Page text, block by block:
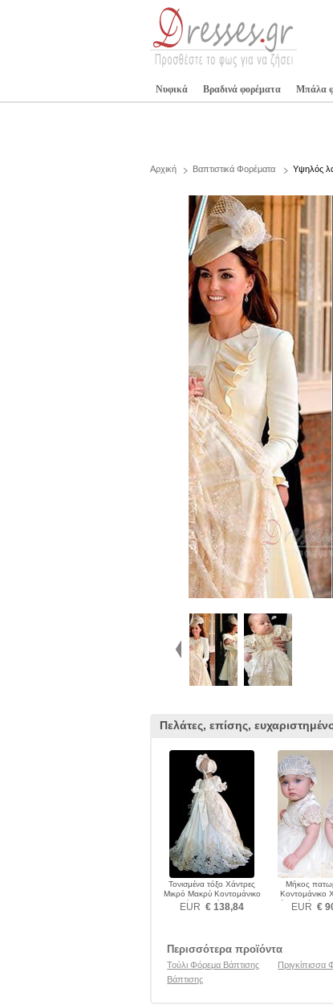
Νυφικά Βραδινά φορέματα Μπάλα
Αρχική Βαπτιστικά Φορέματα Υψηλός
Πελάτες, επίσης,
Τονισμένα τόξο Χάντρες
Μικρό Μακρύ Κοντομάνικο
Φόρεμα Βάπτισης
EUR € 138,84
Μήκος
Κοντομάνικο
πέπλο Φόρεμα
EUR €
Περισσότερα προϊόντα
Τούλι Φόρεμα Βάπτισης Πριγκίπισσα
Βάπτισης